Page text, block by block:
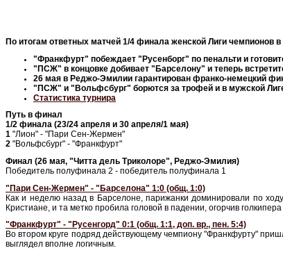
По итогам ответных матчей 1/4 финала женской Лиги
"Франкфурт" побеждает "Русенборг" по пенальти и
"ПСЖ" в концовке добивает "Барселону" и теперь
26 мая в Реджо-Эмилии гарантирован франко-немецкий
"ПСЖ" и "Вольфсбург" борются за трофей и в мужской
Статистика турнира
Путь в финал
1/2 финала (23/24 апреля и 30 апреля/1 мая)
1 "Лион" - "Пари Сен-Жермен"
2 "Вольфсбург" - "Франкфурт"
Финал (26 мая, "Читта дель Триколоре", Реджо-Эмилия)
Победитель полуфинала 2 - победитель полуфинала 1
"Пари Сен-Жермен" - "Барселона" 1:0 (общ. 1:0)
Как и неделю назад в Барселоне, парижанки доминировали по
Кристиане, и та метко пробила головой в падении, огорчив
"Франкфурт" - "Русенгорд" 0:1 (общ. 1:1, доп. вр., пен. 5:4)
Во втором круге подряд действующему чемпиону "Франкфурту"
выглядел вполне логичным.